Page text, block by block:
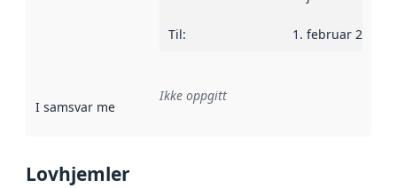
Til: 1. februar 2012
I samsvar med Referanse til en implementasjonsregel
Ikke oppgitt
Lovhjemler